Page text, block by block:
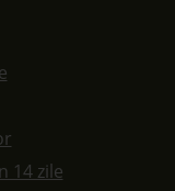
14 zile